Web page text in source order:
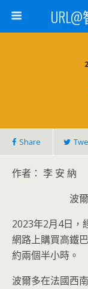
Share
作者： 李 安 納
波爾多
2023年2月4日，
網路上購買高鐵
約兩個半小時。
波爾多在法國西